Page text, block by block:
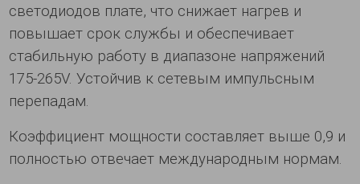
светодиодов плате, что снижает нагрев и
повышает срок службы и обеспечивает
стабильную работу в диапазоне напряжений
175-265V. Устойчив к сетевым импульсным
перепадам.
Коэффициент мощности составляет выше 0,9 и
полностью отвечает международным нормам.